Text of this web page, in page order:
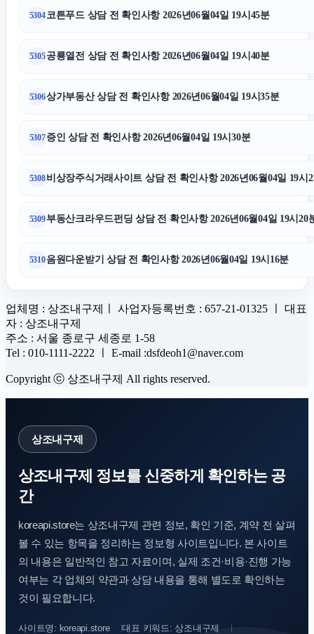
5304코튼푸드 상담 전 확인사항 2026년06월04일 19시45분
5305공룡열전 상담 전 확인사항 2026년06월04일 19시40분
5306상가부동산 상담 전 확인사항 2026년06월04일 19시35분
5307증인 상담 전 확인사항 2026년06월04일 19시30분
5308비상장주식거래사이트 상담 전 확인사항 2026년06월04일 19시
5309부동산크라우드펀딩 상담 전 확인사항 2026년06월04일 19시20
5310음원다운받기 상담 전 확인사항 2026년06월04일 19시16분
업체명 : 상조내구제ㅣ 사업자등록번호 : 657-21-01325 ㅣ 대표
자 : 상조내구제
주소 : 서울 종로구 세종로 1-58
Tel : 010-1111-2222 ㅣ E-mail :dsfdeoh1@naver.com
Copyright ⓒ 상조내구제 All rights reserved.
상조내구제
상조내구제 정보를 신중하게 확인하는 공
간
koreapi.store는 상조내구제 관련 정보, 확인 기준, 계약 전 살펴
볼 수 있는 항목을 정리하는 정보형 사이트입니다. 본 사이트
의 내용은 일반적인 참고 자료이며, 실제 조건·비용·진행 가능
여부는 각 업체의 약관과 상담 내용을 통해 별도로 확인하는
것이 필요합니다.
사이트명: koreapi.store
대표 키워드: 상조내구제